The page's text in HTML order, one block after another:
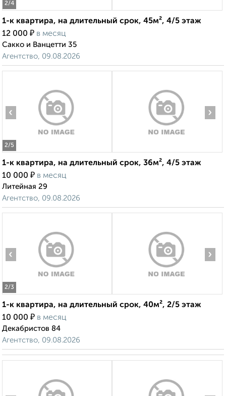
2/4
1-к квартира, на длительный срок, 45м², 4/5 этаж
12 000 ₽ в месяц
Сакко и Ванцетти 35
Агентство, 09.08.2026
2/5
‹ ›
1-к квартира, на длительный срок, 36м², 4/5 этаж
10 000 ₽ в месяц
Литейная 29
Агентство, 09.08.2026
2/3
‹ ›
1-к квартира, на длительный срок, 40м², 2/5 этаж
10 000 ₽ в месяц
Декабристов 84
Агентство, 09.08.2026